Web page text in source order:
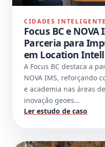
CIDADES
Focus BC e
Parceria para
em Location
A Focus BC destaca a
NOVA IMS, reforçando
e academia nas áreas
inovação geoes…
Ler estudo de caso